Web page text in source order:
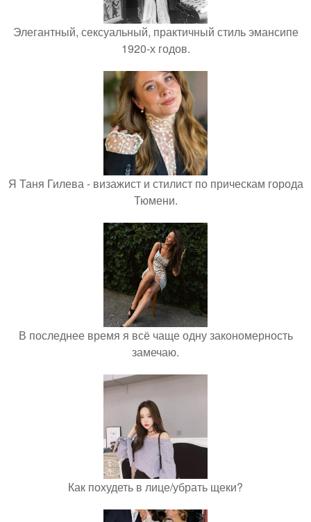
Элегантный, сексуальный, практичный стиль эмансипе
1920-х годов.
Я Таня Гилева - визажист и стилист по прическам города
Тюмени.
В последнее время я всё чаще одну закономерность
замечаю.
Как похудеть в лице/убрать щеки?